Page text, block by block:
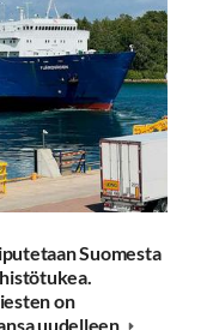
Suomesta
on
uudelleen